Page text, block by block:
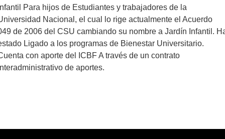
Para hijos de Estudiantes y trabajadores de la
Nacional, el cual lo rige actualmente el Acuerdo
de 2006 del CSU cambiando su nombre a Jardín Infantil.
Ligado a los programas de Bienestar Universitario.
con aporte del ICBF A través de un contrato
de aportes.